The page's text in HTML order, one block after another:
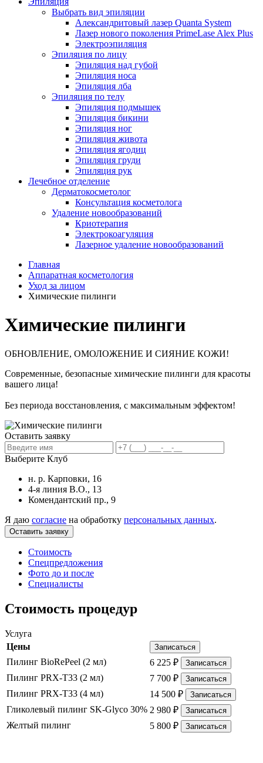
Выбрать вид эпиляции
Александритовый лазер Quanta System
Лазер нового поколения PrimeLase Alex Plus
Электроэпиляция
Эпиляция по лицу
Эпиляция над губой
Эпиляция носа
Эпиляция лба
Эпиляция по телу
Эпиляция подмышек
Эпиляция бикини
Эпиляция ног
Эпиляция живота
Эпиляция ягодиц
Эпиляция груди
Эпиляция рук
Лечебное отделение
Дерматокосметолог
Консультация косметолога
Удаление новообразований
Криотерапия
Электрокоагуляция
Лазерное удаление новообразований
Главная
Аппаратная косметология
Уход за лицом
Химические пилинги
Химические пилинги
ОБНОВЛЕНИЕ, ОМОЛОЖЕНИЕ И СИЯНИЕ КОЖИ!
Современные, безопасные химические пилинги для красоты
вашего лица!
Без периода восстановления, с максимальным эффектом!
Оставить заявку
Выберите Клуб
н. р. Карповки, 16
4-я линия В.О., 13
Комендантский пр., 9
Я даю согласие на обработку персональных данных.
Стоимость
Спецпредложения
Фото до и после
Специалисты
Стоимость процедур
Услуга
Цены
Записаться
Пилинг BioRePeel (2 мл) 6 225 ₽ Записаться
Пилинг PRX-Т33 (2 мл) 7 700 ₽ Записаться
Пилинг PRX-Т33 (4 мл) 14 500 ₽ Записаться
Гликолевый пилинг SK-Glyco 30% 2 980 ₽ Записаться
Желтый пилинг 5 800 ₽ Записаться